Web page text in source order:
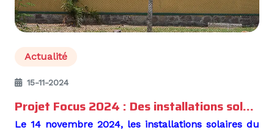
Actualité
15-11-2024
Projet Focus 2024 : Des installations solaires pour renforcer les soins en RDC
Le 14 novembre 2024, les installations solaires du